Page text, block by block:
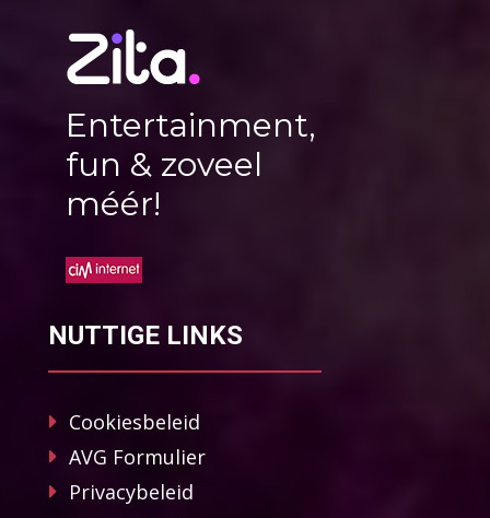
Entertainment,
fun & zoveel
méér!
NUTTIGE LINKS
Cookiesbeleid
AVG Formulier
Privacybeleid